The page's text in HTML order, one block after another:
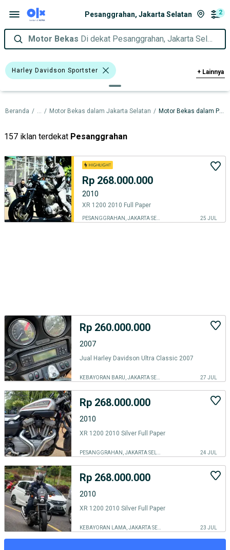
Pesanggrahan, Jakarta Selatan 2
Motor Bekas Di dekat Pesanggrahan, Jakarta Selatan
Harley Davidson Sportster
Harley Davidson Touring
Harley Davidson
Harga Merek Dan Model
Tipe Membership
+ Lainnya
Beranda / ... / Motor Bekas dalam Jakarta Selatan / Motor Bekas dalam Pesanggrahan
157 iklan terdekat Pesanggrahan
Rp 268.000.000
2010
XR 1200 2010 Full Paper
25 JUL
Rp 260.000.000
2007
Jual Harley Davidson Ultra Classic 2007
27 JUL
Rp 268.000.000
2010
XR 1200 2010 Silver Full Paper
24 JUL
Rp 268.000.000
2010
XR 1200 2010 Silver Full Paper
23 JUL